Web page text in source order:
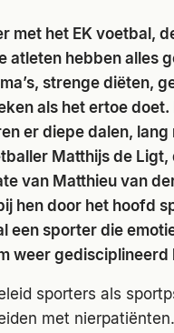
met het EK voetbal,
atleten hebben alles
strenge diëten,
als het ertoe
er diepe dalen,
Matthijs de
van Matthieu van
hen door het hoofd
een sporter die
weer
sporters als
met